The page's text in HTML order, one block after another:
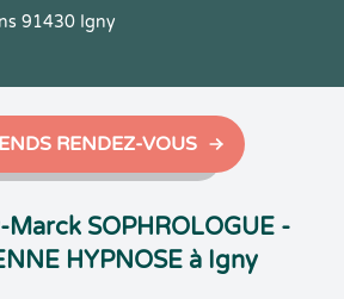
91430 Igny
RENDEZ-VOUS
SOPHROLOGUE -
HYPNOSE à Igny